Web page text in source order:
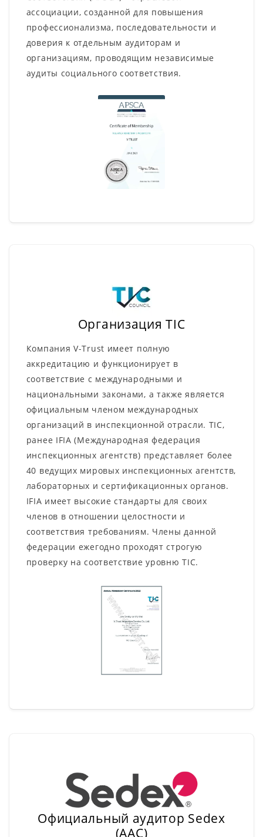
ассоциации, созданной для повышения
профессионализма, последовательности и
доверия к отдельным аудиторам и
организациям, проводящим независимые
аудиты социального соответствия.
Организация TIC
Компания V-Trust имеет полную
аккредитацию и функционирует в
соответствие с международными и
национальными законами, а также является
официальным членом международных
организаций в инспекционной отрасли. TIC,
ранее IFIA (Международная федерация
инспекционных агентств) представляет более
40 ведущих мировых инспекционных агентств,
лабораторных и сертификационных органов.
IFIA имеет высокие стандарты для своих
членов в отношении целостности и
соответствия требованиям. Члены данной
федерации ежегодно проходят строгую
проверку на соответствие уровню TIC.
Официальный аудитор Sedex
(AAC)